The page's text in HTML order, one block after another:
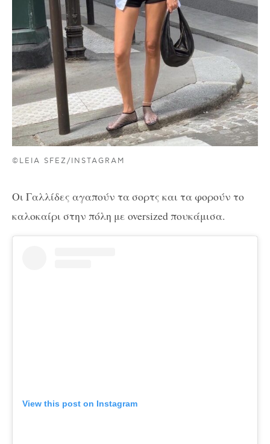
©LEIA SFEZ/INSTAGRAM
Οι Γαλλίδες αγαπούν τα σορτς και τα φορούν το
καλοκαίρι στην πόλη με oversized πουκάμισα.
View this post on Instagram